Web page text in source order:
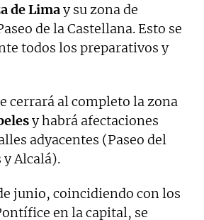
de Limay su zona de
de la Castellana. Esto se
todos los preparativos y
cerrará al completo la zona
y habrá afectaciones
adyacentes (Paseo del
y Alcalá).
junio, coincidiendo con los
en la capital, se